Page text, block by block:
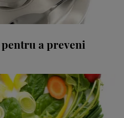
a preveni